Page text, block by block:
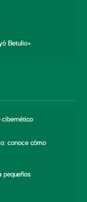
Betulio»
cibernético
conoce cómo
pequeños